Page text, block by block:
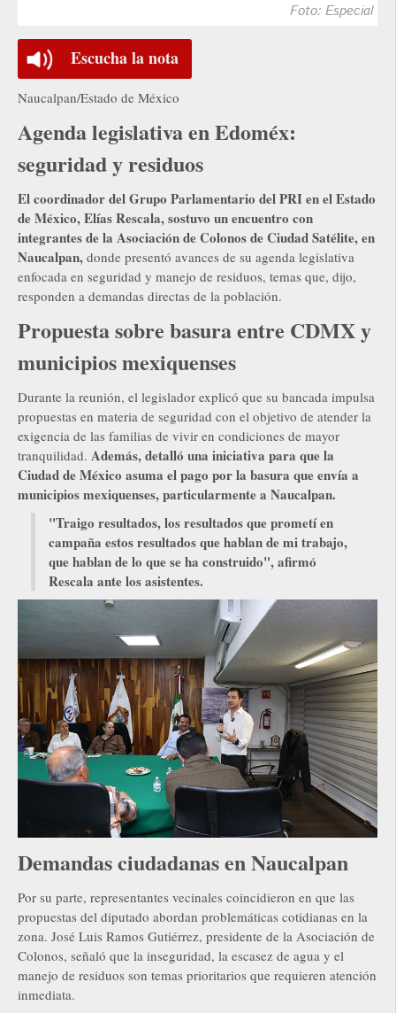
Foto: Especial
Escucha la nota
Naucalpan/Estado de México
Agenda legislativa en Edoméx:
seguridad y residuos
El coordinador del Grupo Parlamentario del PRI en el Estado
de México, Elías Rescala, sostuvo un encuentro con
integrantes de la Asociación de Colonos de Ciudad Satélite, en
Naucalpan, donde presentó avances de su agenda legislativa
enfocada en seguridad y manejo de residuos, temas que, dijo,
responden a demandas directas de la población.
Propuesta sobre basura entre CDMX y
municipios mexiquenses
Durante la reunión, el legislador explicó que su bancada impulsa
propuestas en materia de seguridad con el objetivo de atender la
exigencia de las familias de vivir en condiciones de mayor
tranquilidad. Además, detalló una iniciativa para que la
Ciudad de México asuma el pago por la basura que envía a
municipios mexiquenses, particularmente a Naucalpan.
"Traigo resultados, los resultados que prometí en
campaña estos resultados que hablan de mi trabajo,
que hablan de lo que se ha construido", afirmó
Rescala ante los asistentes.
Demandas ciudadanas en Naucalpan
Por su parte, representantes vecinales coincidieron en que las
propuestas del diputado abordan problemáticas cotidianas en la
zona. José Luis Ramos Gutiérrez, presidente de la Asociación de
Colonos, señaló que la inseguridad, la escasez de agua y el
manejo de residuos son temas prioritarios que requieren atención
inmediata.